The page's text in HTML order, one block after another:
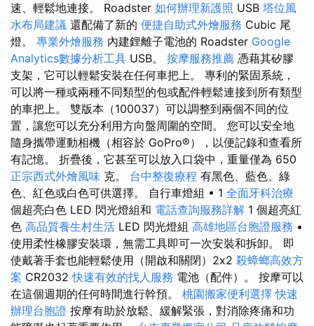
速、輕鬆地連接。 Roadster 如何辦理新護照 USB 塔位風
水布局建議 還配備了新的 便捷自助式外燴服務 Cubic 尾
燈。 專業外燴服務 內建鋰離子電池的 Roadster Google
Analytics數據分析工具 USB。 按摩服務推薦 憑藉其矽膠
支架，它可以輕鬆安裝在任何車把上。 專利的緊固系統，
可以將一種或兩種不同類型的包或配件輕鬆連接到所有類型
的車把上。 雙版本（100037）可以調整到兩個不同的位
置，讓您可以充分利用方向盤周圍的空間。 您可以安全地
隨身攜帶運動相機（相容於 GoPro®），以便記錄和查看所
有記憶。 折疊後，它甚至可以放入口袋中，重量僅為 650
正宗西式外燴風味 克。 台中整復療程 有黑色、藍色、綠
色、紅色或白色可供選擇。 自行車燈組 • 1 全面牙科治療
個超亮白色 LED 閃光燈組和 電話查詢服務詳解 1 個超亮紅
色 高品質養生村生活 LED 閃光燈組 高雄地區台胞證服務 •
使用柔性橡膠安裝環，無需工具即可一次安裝和拆卸。 即
使戴著手套也能輕鬆使用（開啟和關閉）2x2 殺蟑螂高效方
案 CR2032快速有效的找人服務 電池（配件）。 按摩可以
在這個週期的任何時間進行幹預。 桃園搬家便利選擇 快速
辦理台胞證 按摩有助於放鬆、緩解緊張，對消除疼痛和功